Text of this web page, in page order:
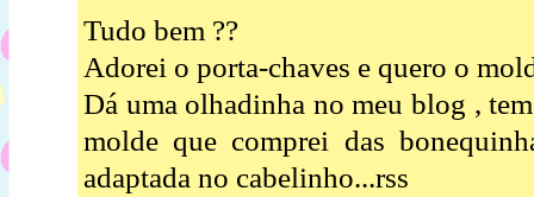
Tudo bem ??
Adorei o porta-chaves e quero o
Dá uma olhadinha no meu blog ,
molde que comprei das
adaptada no cabelinho...rss